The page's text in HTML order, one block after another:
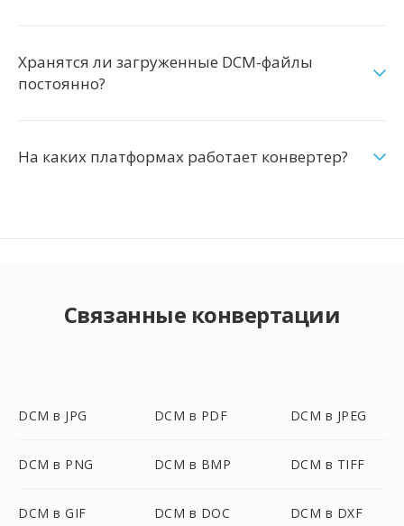
Хранятся ли загруженные DCM-файлы
постоянно?
На каких платформах работает конвертер?
Связанные конвертации
DCM в JPG DCM в PDF DCM в JPEG
DCM в PNG DCM в BMP DCM в TIFF
DCM в GIF DCM в DOC DCM в DXF